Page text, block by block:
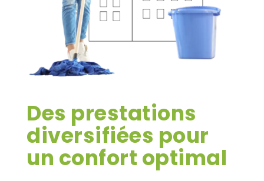
Des prestations
diversifiées pour
un confort optimal